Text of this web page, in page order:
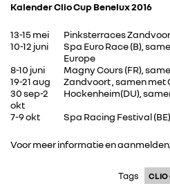
RENAULT GROUP
Kalender Clio Cup Benelux 2016
13-15 mei
Pinksterraces
10-12 juni
Spa Euro Race (B),
Europe
8-10 juni
Magny Cours (FR),
19-21 aug
Zandvoort , samen met
30 sep-2
okt
Hockenheim(DU),
7-9 okt
Spa Racing Festival
Voor meer informatie en
Tags CLIO